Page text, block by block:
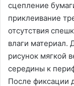
сцепление
приклеивание
отсутствия
влаги материал.
рисунок мягкой
середины к
После фиксации